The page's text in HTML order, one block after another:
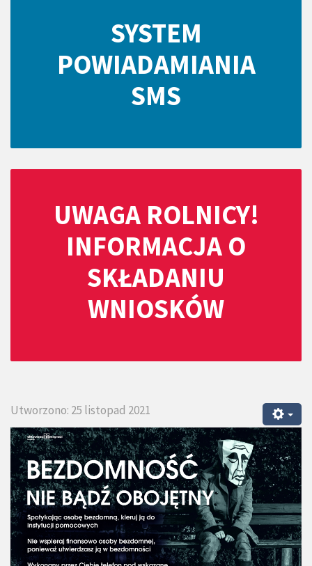
SYSTEM
POWIADAMIANIA
SMS
UWAGA ROLNICY!
INFORMACJA O
SKŁADANIU
WNIOSKÓW
Utworzono: 25 listopad 2021